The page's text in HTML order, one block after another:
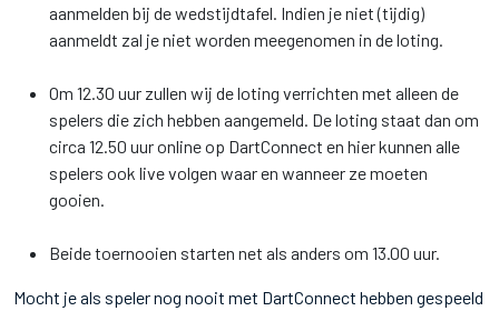
aanmelden bij de wedstijdtafel. Indien je niet (tijdig)
aanmeldt zal je niet worden meegenomen in de loting.
Om 12.30 uur zullen wij de loting verrichten met alleen de
spelers die zich hebben aangemeld. De loting staat dan om
circa 12.50 uur online op DartConnect en hier kunnen alle
spelers ook live volgen waar en wanneer ze moeten
gooien.
Beide toernooien starten net als anders om 13.00 uur.
Mocht je als speler nog nooit met DartConnect hebben gespeeld